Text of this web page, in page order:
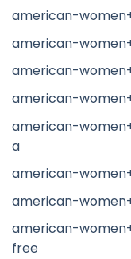
american-
american-
american-
american-
american-
a
american-
american-
american-
free